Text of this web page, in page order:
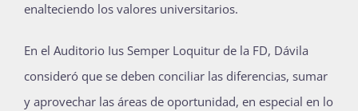
enalteciendo los valores universitarios.
En el Auditorio Ius Semper Loquitur de la FD, Dávila
consideró que se deben conciliar las diferencias, sumar
y aprovechar las áreas de oportunidad, en especial en lo